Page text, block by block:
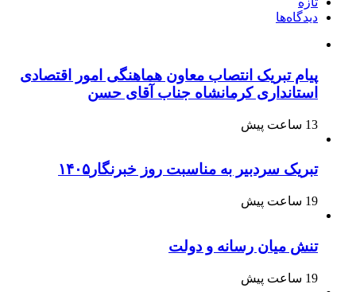
دیدگاه‌ها
پیام تبریک انتصاب معاون هماهنگی امور اقتصادی
استانداری کرمانشاه جناب آقای حسن
13 ساعت پیش
تبریک سردبیر به مناسبت روز خبرنگار۱۴۰۵
19 ساعت پیش
تنش میان رسانه و دولت
19 ساعت پیش